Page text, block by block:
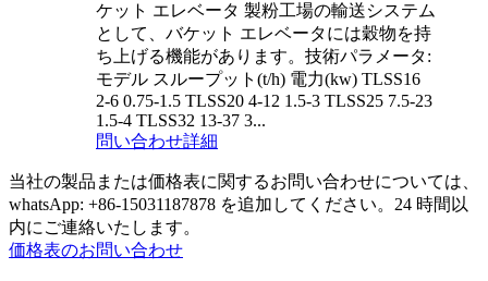
ケット エレベータ 製粉工場の輸送システム
として、バケット エレベータには穀物を持
ち上げる機能があります。技術パラメータ:
モデル スループット(t/h) 電力(kw) TLSS16
2-6 0.75-1.5 TLSS20 4-12 1.5-3 TLSS25 7.5-23
1.5-4 TLSS32 13-37 3...
問い合わせ詳細
当社の製品または価格表に関するお問い合わせについては、
whatsApp: +86-15031187878 を追加してください。24 時間以
内にご連絡いたします。
価格表のお問い合わせ